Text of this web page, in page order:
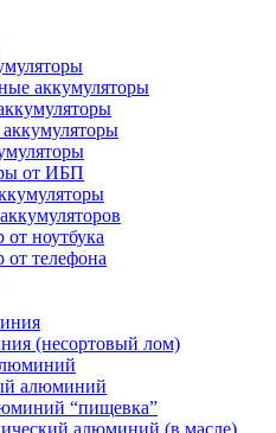
аккумуляторы
от ИБП
ноутбука
от телефона
(несортовый лом)
алюминий
“пищевка”
алюминий (в масле)